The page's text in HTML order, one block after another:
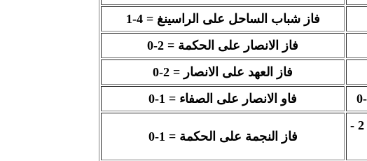
فاز شباب الساحل على الراسينغ = 4-1
فاز الانصار على الحكمة = 2-0
فاز العهد على الانصار = 2-0
فاو الانصار على الصفاء = 1-0
فاز النجمة على الحكمة = 1-0
2 -